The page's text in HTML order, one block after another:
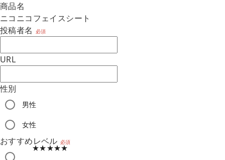
商品名
ニコニコフェイスシート
投稿者名
必須
URL
性別
男性
女性
おすすめレベル 必須
★★★★★